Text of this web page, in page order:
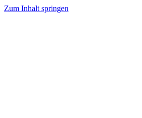
Zum Inhalt springen